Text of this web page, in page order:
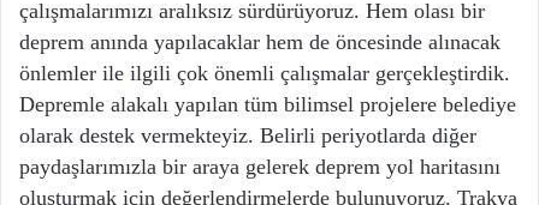
çalışmalarımızı aralıksız sürdürüyoruz. Hem olası bir
deprem anında yapılacaklar hem de öncesinde alınacak
önlemler ile ilgili çok önemli çalışmalar gerçekleştirdik.
Depremle alakalı yapılan tüm bilimsel projelere belediye
olarak destek vermekteyiz. Belirli periyotlarda diğer
paydaşlarımızla bir araya gelerek deprem yol haritasını
oluşturmak için değerlendirmelerde bulunuyoruz. Trakya